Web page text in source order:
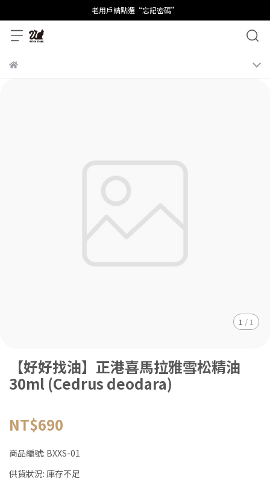
老用戶請點選“忘記密碼”
1 / 1
【好好找油】正港喜馬拉雅雪松精油
30ml (Cedrus deodara)
NT$690
商品編號: BXXS-01
供貨狀況: 庫存不足